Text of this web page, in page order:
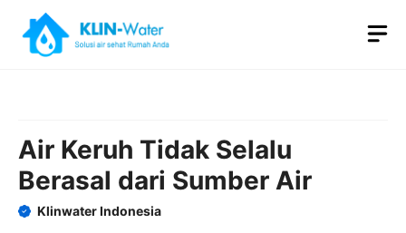
content
Air Keruh Tidak Selalu
Berasal dari Sumber Air
Klinwater Indonesia